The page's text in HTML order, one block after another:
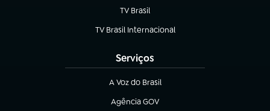
TV Brasil
(abre em nova aba)
TV Brasil Internacional
(abre em nova aba)
Serviços
A Voz do Brasil
(abre em nova aba)
Agência GOV
(abre em nova aba)